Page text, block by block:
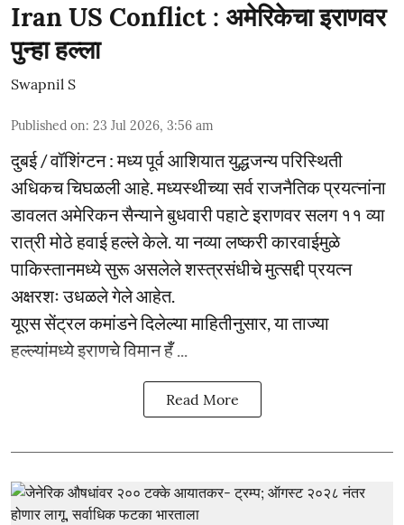
Iran US Conflict : अमेरिकेचा इराणवर
पुन्हा हल्ला
Swapnil S
Published on: 23 Jul 2026, 3:56 am
दुबई / वॉशिंग्टन : मध्य पूर्व आशियात युद्धजन्य परिस्थिती
अधिकच चिघळली आहे. मध्यस्थीच्या सर्व राजनैतिक प्रयत्नांना
डावलत अमेरिकन सैन्याने बुधवारी पहाटे इराणवर सलग ११ व्या
रात्री मोठे हवाई हल्ले केले. या नव्या लष्करी कारवाईमुळे
पाकिस्तानमध्ये सुरू असलेले शस्त्रसंधीचे मुत्सद्दी प्रयत्न
अक्षरशः उधळले गेले आहेत.
यूएस सेंट्रल कमांडने दिलेल्या माहितीनुसार, या ताज्या
हल्ल्यांमध्ये इराणचे विमान हँ ...
Read More